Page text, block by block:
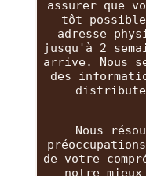
assurer que
tôt
adresse
jusqu'à 2
arrive. Nous
des
Nous
de votre
notre